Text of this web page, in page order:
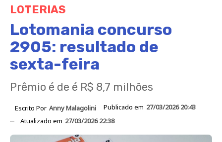
LOTERIAS
Lotomania concurso
2905: resultado de
sexta-feira
Prêmio é de é R$ 8,7 milhões
Escrito Por Anny Malagolini Publicado em 27/03/2026 20:43
Atualizado em 27/03/2026 22:38